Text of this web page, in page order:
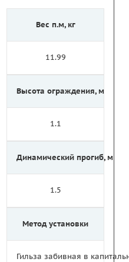
Вес п.м, кг
11.99
Высота ограждения, м
1.1
Динамический прогиб, м
1.5
Метод установки
Гильза забивная в